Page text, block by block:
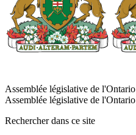
Assemblée législative de l'Ontario
Assemblée législative de l'Ontario
Rechercher dans ce site